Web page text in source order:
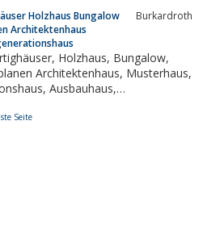
Holzhaus Bungalow
Architektenhaus
Burkardroth
Fertighausanbieter
Seite